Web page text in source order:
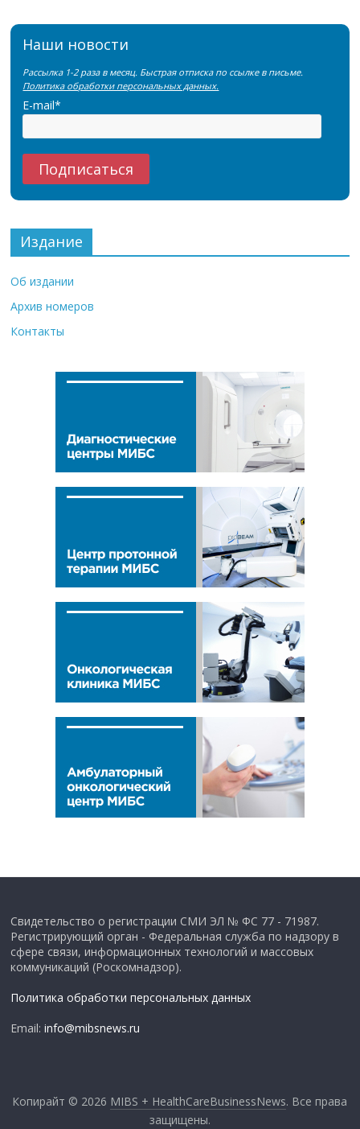
Наши новости
Рассылка 1-2 раза в месяц. Быстрая отписка по ссылке в письме.
Политика обработки персональных данных.
E-mail*
Издание
Об издании
Архив номеров
Контакты
Свидетельство о регистрации СМИ ЭЛ № ФС 77 - 71987.
Регистрирующий орган - Федеральная служба по надзору в
сфере связи, информационных технологий и массовых
коммуникаций (Роскомнадзор).
Политика обработки персональных данных
Email:info@mibsnews.ru
Копирайт © 2026 MIBS + HealthCareBusinessNews. Все права
защищены.